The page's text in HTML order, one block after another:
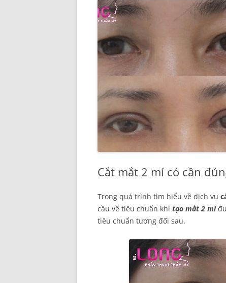
Cắt mắt 2 mí có cần
Trong quá trình tìm hiểu về dịch vụ
cầu về tiêu chuẩn khi tạo mắt 2 mí
tiêu chuẩn tương đối sau.